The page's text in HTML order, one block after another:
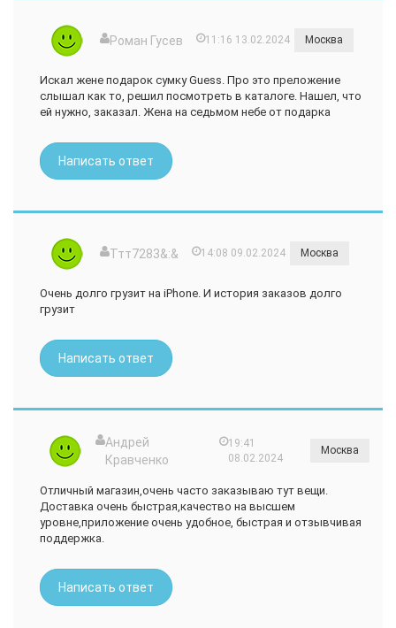
Роман Гусев 11:16 13.02.2024 Москва
Искал жене подарок сумку Guess. Про это преложение
слышал как то, решил посмотреть в каталоге. Нашел, что
ей нужно, заказал. Жена на седьмом небе от подарка
Написать ответ
Ттт7283&:& 14:08 09.02.2024 Москва
Очень долго грузит на iPhone. И история заказов долго
грузит
Написать ответ
Андрей
Кравченко
19:41
08.02.2024
Москва
Отличный магазин,очень часто заказываю тут вещи.
Доставка очень быстрая,качество на высшем
уровне,приложение очень удобное, быстрая и отзывчивая
поддержка.
Написать ответ